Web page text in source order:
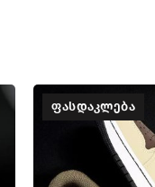
ᲤᲐᲡᲓᲐᲙᲚᲔᲑᲐ